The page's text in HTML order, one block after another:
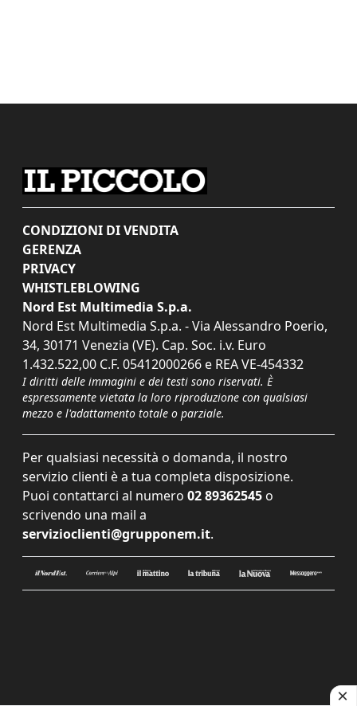
CONDIZIONI DI VENDITA
GERENZA
PRIVACY
WHISTLEBLOWING
Nord Est Multimedia S.p.a.
Nord Est Multimedia S.p.a. - Via Alessandro Poerio,
34, 30171 Venezia (VE). Cap. Soc. i.v. Euro
1.432.522,00 C.F. 05412000266 e REA VE-454332
I diritti delle immagini e dei testi sono riservati. È
espressamente vietata la loro riproduzione con qualsiasi
mezzo e l'adattamento totale o parziale.
Per qualsiasi necessità o domanda, il nostro
servizio clienti è a tua completa disposizione.
Puoi contattarci al numero 02 89362545 o
scrivendo una mail a
servizioclienti@grupponem.it.